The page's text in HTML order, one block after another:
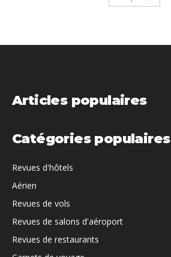
Articles populaires
Catégories populaires
Revues d'hôtels
Aérien
Revues de vols
Revues de salons d'aéroport
Revues de restaurants